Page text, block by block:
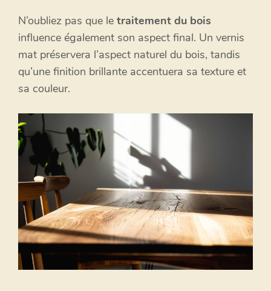
N’oubliez pas que le traitement du bois
influence également son aspect final. Un vernis
mat préservera l’aspect naturel du bois, tandis
qu’une finition brillante accentuera sa texture et
sa couleur.